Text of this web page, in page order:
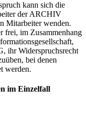
kann sich die
der ARCHIV
Mitarbeiter wenden.
frei, im Zusammenhang
ihr Widerspruchsrecht
bei denen
werden.
im Einzelfall